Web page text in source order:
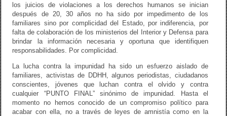
los juicios de violaciones a los derechos humanos se inician
después de 20, 30 años no ha sido por impedimento de los
familiares sino por complicidad del Estado, por indiferencia, por
falta de colaboración de los ministerios del Interior y Defensa para
brindar la información necesaria y oportuna que identifiquen
responsabilidades. Por complicidad.
La lucha contra la impunidad ha sido un esfuerzo aislado de
familiares, activistas de DDHH, algunos periodistas, ciudadanos
conscientes, jóvenes que luchan contra el olvido y contra
cualquier “PUNTO FINAL” sinónimo de impunidad. Hasta el
momento no hemos conocido de un compromiso político para
acabar con ella, no a través de leyes de amnistía como en la